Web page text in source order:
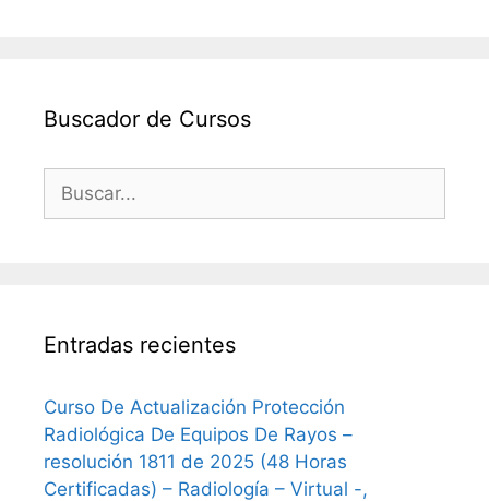
Buscador de Cursos
Entradas recientes
Curso De Actualización Protección
Radiológica De Equipos De Rayos –
resolución 1811 de 2025 (48 Horas
Certificadas) – Radiología – Virtual -,